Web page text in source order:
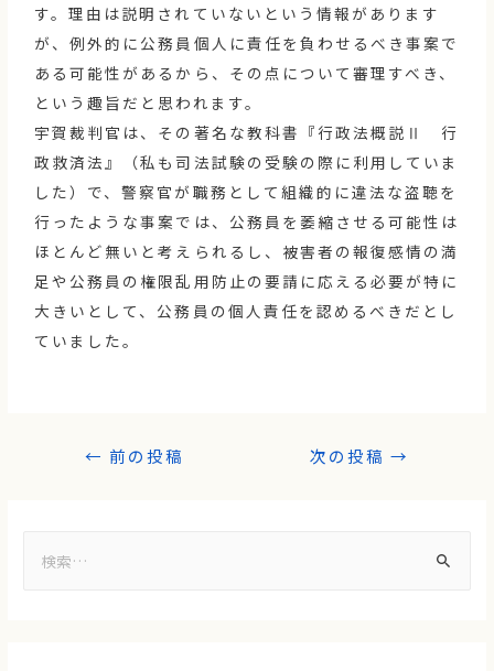
す。理由は説明されていないという情報があります
が、例外的に公務員個人に責任を負わせるべき事案で
ある可能性があるから、その点について審理すべき、
という趣旨だと思われます。
宇賀裁判官は、その著名な教科書『行政法概説Ⅱ 行
政救済法』（私も司法試験の受験の際に利用していま
した）で、警察官が職務として組織的に違法な盗聴を
行ったような事案では、公務員を萎縮させる可能性は
ほとんど無いと考えられるし、被害者の報復感情の満
足や公務員の権限乱用防止の要請に応える必要が特に
大きいとして、公務員の個人責任を認めるべきだとし
ていました。
← 前の投稿 次の投稿→